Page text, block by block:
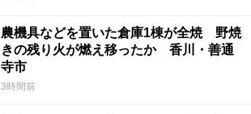
農機具などを置いた倉庫1棟が全焼 野焼
きの残り火が燃え移ったか 香川・善通
寺市
3時間前